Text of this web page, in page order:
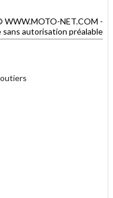
WWW.MOTO-NET.COM -
autorisation préalable